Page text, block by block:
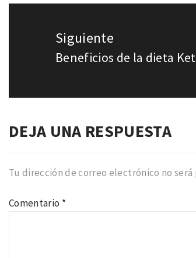
Siguiente
Entrada
Beneficios de la dieta
DEJA UNA RESPUESTA
Tu dirección de correo electrónico no será
Comentario *